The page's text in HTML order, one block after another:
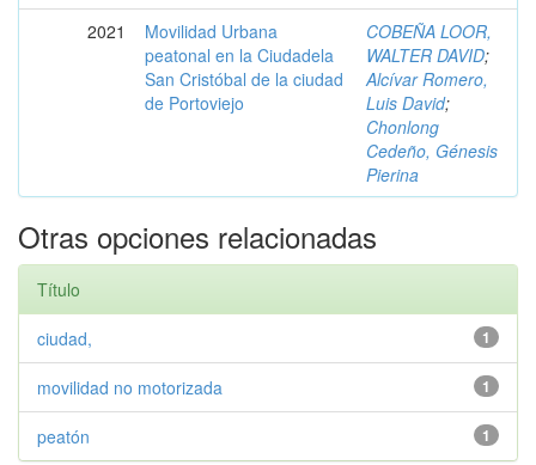
2021
Movilidad Urbana
peatonal en la Ciudadela
San Cristóbal de la ciudad
de Portoviejo
COBEÑA LOOR,
WALTER DAVID;
Alcívar Romero,
Luis David;
Chonlong
Cedeño, Génesis
Pierina
Otras opciones relacionadas
Título
1
ciudad,
1
movilidad no motorizada
1
peatón